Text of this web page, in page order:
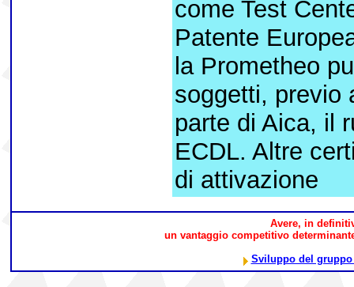
come Test
Patente
la Prometheo
soggetti, previo
parte di Aica, il
ECDL. Altre
di attivazione
Avere, in
un vantaggio competitivo
Sviluppo del